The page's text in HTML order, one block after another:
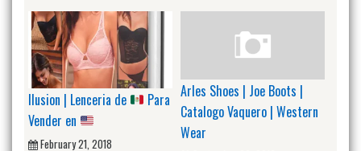
Ilusion | Lenceria de
Para
Vender en
February 21, 2018
Arles Shoes | Joe Boots |
Catalogo Vaquero | Western
Wear